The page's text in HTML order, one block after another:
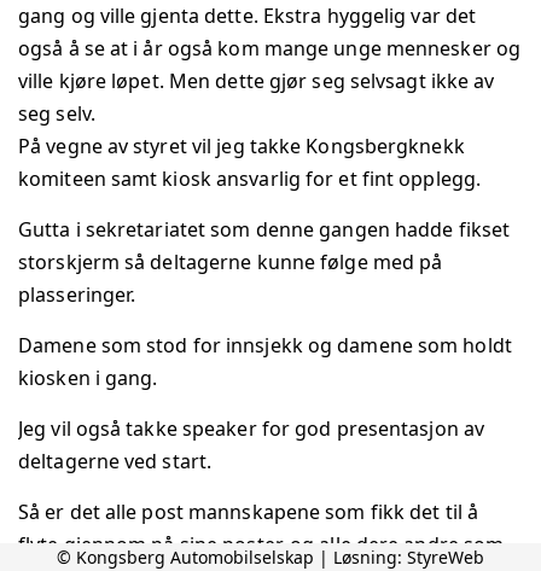
gang og ville gjenta dette. Ekstra hyggelig var det
også å se at i år også kom mange unge mennesker og
ville kjøre løpet. Men dette gjør seg selvsagt ikke av
seg selv.
På vegne av styret vil jeg takke Kongsbergknekk
komiteen samt kiosk ansvarlig for et fint opplegg.
Gutta i sekretariatet som denne gangen hadde fikset
storskjerm så deltagerne kunne følge med på
plasseringer.
Damene som stod for innsjekk og damene som holdt
kiosken i gang.
Jeg vil også takke speaker for god presentasjon av
deltagerne ved start.
Så er det alle post mannskapene som fikk det til å
flyte gjennom på sine poster, og alle dere andre som
© Kongsberg Automobilselskap | Løsning: StyreWeb